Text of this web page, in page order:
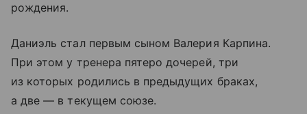
рождения.
Даниэль стал первым сыном Валерия Карпина.
При этом у тренера пятеро дочерей, три
из которых родились в предыдущих браках,
а две — в текущем союзе.